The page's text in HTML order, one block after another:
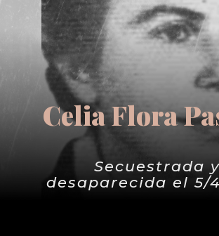
Celia Flora
Secuestrada y
desaparecida el 5/